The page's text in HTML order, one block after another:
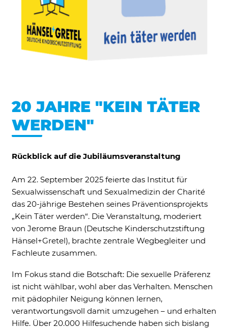
20 JAHRE "KEIN TÄTER
WERDEN"
Rückblick auf die Jubiläumsveranstaltung
Am 22. September 2025 feierte das Institut für
Sexualwissenschaft und Sexualmedizin der Charité
das 20-jährige Bestehen seines Präventionsprojekts
„Kein Täter werden“. Die Veranstaltung, moderiert
von Jerome Braun (Deutsche Kinderschutzstiftung
Hänsel+Gretel), brachte zentrale Wegbegleiter und
Fachleute zusammen.
Im Fokus stand die Botschaft: Die sexuelle Präferenz
ist nicht wählbar, wohl aber das Verhalten. Menschen
mit pädophiler Neigung können lernen,
verantwortungsvoll damit umzugehen – und erhalten
Hilfe. Über 20.000 Hilfesuchende haben sich bislang
Includes resources that make external
content available on the website. Such as
YouTube, Instagram or similar providers.
Marketing und Statistik
aktivieren. Hierbei werden können
Cookie Informationen anzeigen